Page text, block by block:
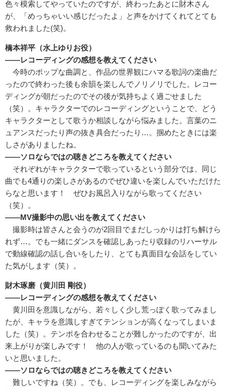
色々模索してやっていたのですが、終わったあとに財木さん
が、「めっちゃいい感じだったよ」と声をかけてくれてとても
救われました(笑)。
橋本祥平（水上ゆりお役）
――レコーディングの感想を教えてください
今時のポップな曲調と、作品の世界観にハマる歌詞の楽曲だ
ったので終わった後も余韻を楽しんでノリノリでした。レコー
ディングが朝だったのでその後が気持ちよく過ごせました
（笑）。キャラクターでのレコーディングということで、どう
キャラクターとして歌うか相談しながら悩みました。言葉のニ
ュアンスだったり声の抜き具合だったり…。掴めたときには楽
しさがありましたね。
――ソロならではの聴きどころを教えてください
それぞれがキャラクターで歌っているという部分では、同じ
曲でも4通りの楽しさがあるのでぜひ違いを楽しんでいただけた
らなと思います！ ぜひお風呂入りながら歌ってください
（笑）。
――MV撮影中の思い出を教えてください
撮影時は皆さんと会うのが2回目でまだしっかりは打ち解けら
れず…。でも一緒にダンスを確認しあったり収録のリハーサル
で動線確認の話し合いをしたり、とても真面目な会話をしてい
た気がします（笑）。
財木琢磨（黄川田 剛役）
――レコーディングの感想を教えてください
黄川田を意識しながら、若々しく少し荒っぽく歌ってみまし
たが、キャラを意識しすぎてテンションが高くなってしまいま
した（笑）。テンポを合わせることが難しかったのですが、出
来上がりが楽しみです！ 他の人が歌っているのも聞いてみた
いと思いました。
――ソロならではの聴きどころを教えてください
難しいですね（笑）。でも、レコーディングを楽しみながら